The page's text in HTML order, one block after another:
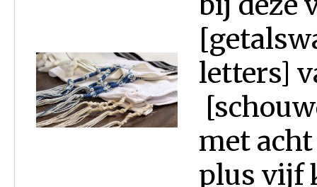
letters]
met
plus vijf